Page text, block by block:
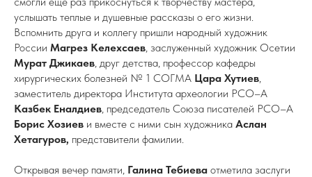
услышать теплые и душевные рассказы о его жизни.
Вспомнить друга и коллегу пришли народный художник
России Магрез Келехсаев, заслуженный художник Осетии
Мурат Джикаев, друг детства, профессор кафедры
хирургических болезней № 1 СОГМА Цара Хутиев,
заместитель директора Института археологии РСО–А
Казбек Еналдиев, председатель Союза писателей РСО–А
Борис Хозиев и вместе с ними сын художника Аслан
Хетагуров, представители фамилии.
Открывая вечер памяти, Галина Тебиева отметила заслуги